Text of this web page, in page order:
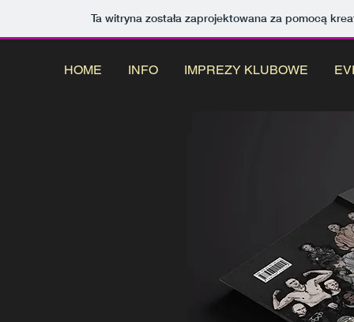
Ta witryna została zaprojektowana za pomocą
HOME INFO IMPREZY KLUBOWE